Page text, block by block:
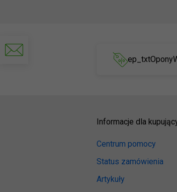
Informacje dla
Centrum pomocy
Status zamówienia
Artykuły